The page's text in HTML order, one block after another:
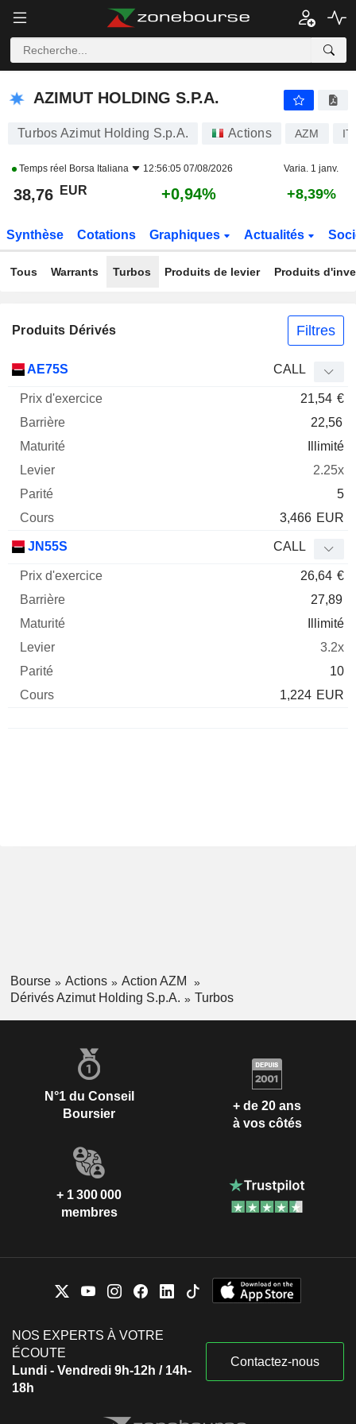
AZIMUT HOLDING S.P.A.
AZIMUT HOLDING S.P.A.
Turbos Azimut Holding S.p.A. Actions AZM
Temps réel Borsa Italiana 12:56:05 07/08/2026 Varia. 1 janv.
38,76 EUR +0,94% +8,39%
Synthèse Cotations Graphiques Actualités
Tous Warrants Turbos Produits de levier Produits
Produits Dérivés Filtres
Mnemo Type
AE75S CALL
21,54 €
22,56
Illimité
2.25x
5
3,466 EUR
JN55S CALL
26,64 €
27,89
Illimité
3.2x
10
1,224 EUR
Bourse Actions
Action AZM
Dérivés Azimut Holding S.p.A.
Turbos
N°1 du Conseil
Boursier
+ de 20 ans
à vos côtés
+ 1 300 000
membres
NOS EXPERTS À VOTRE
ÉCOUTE
Lundi - Vendredi 9h-12h / 14h-
18h
Contactez-nous